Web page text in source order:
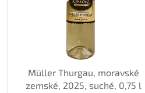
Müller Thurgau, moravské
zemské, 2025, suché, 0,75 l